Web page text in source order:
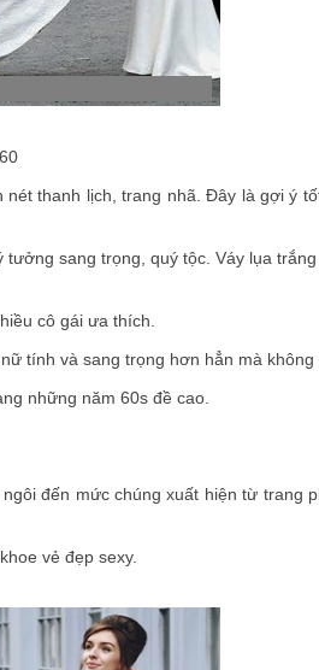
thanh lịch, trang nhã. Đây là gợi ý
sang trọng, quý tộc. Váy lụa
cô gái ưa thích.
tính và sang trọng hơn hẳn mà không
những năm 60s đề cao.
đến mức chúng xuất hiện từ trang
vẻ đẹp sexy.